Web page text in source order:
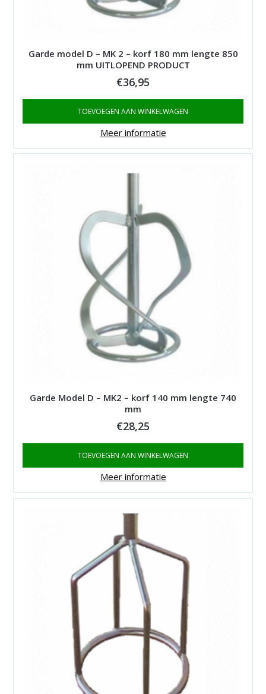
Garde model D – MK 2 – korf 180 mm lengte 850
mm UITLOPEND PRODUCT
€36,95
TOEVOEGEN AAN WINKELWAGEN
Meer informatie
Garde Model D – MK2 – korf 140 mm lengte 740
mm
€28,25
TOEVOEGEN AAN WINKELWAGEN
Meer informatie